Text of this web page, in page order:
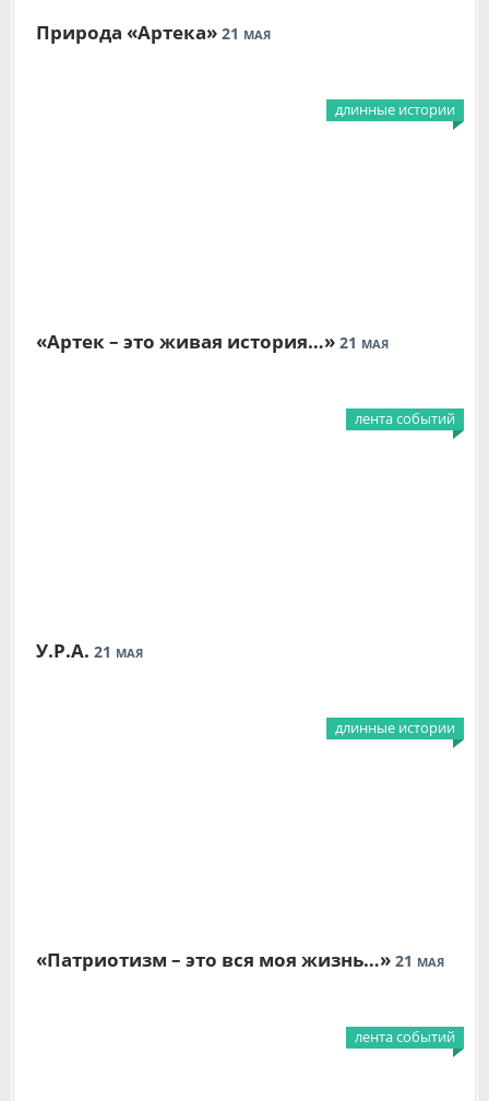
Природа «Артека» 21 МАЯ
длинные истории
«Артек – это живая история…» 21 МАЯ
лента событий
У.Р.А. 21 МАЯ
длинные истории
«Патриотизм – это вся моя жизнь…» 21 МАЯ
лента событий